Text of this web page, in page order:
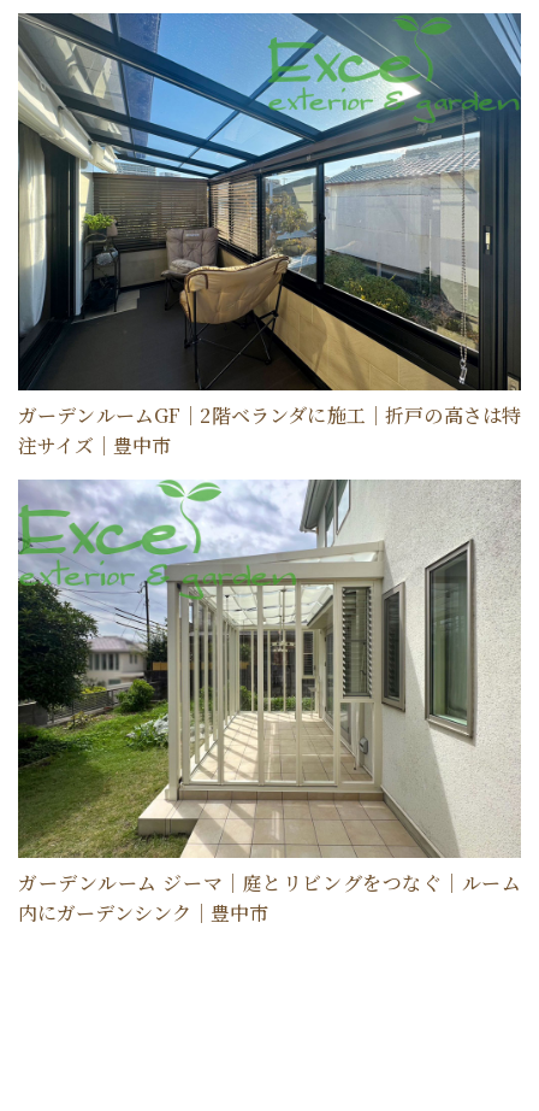
ガーデンルームGF｜2階ベランダに施工｜折戸の高さは特
注サイズ｜豊中市
ガーデンルーム ジーマ｜庭とリビングをつなぐ｜ルーム
内にガーデンシンク｜豊中市